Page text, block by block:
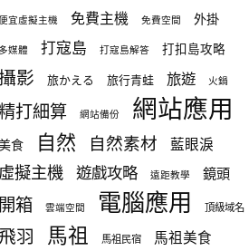
宜虛擬主機 免費主機 免費空間 外掛
媒體 打寇島 打寇島解答 打扣島攻略
影 旅かえる 旅行青蛙 旅遊 火鍋
打細算 網站備份 網站應用
食 自然 自然素材 藍眼淚
擬主機 遊戲攻略 遠距教學 鏡頭
箱 雲端空間 電腦應用 頂級域名
羽 馬祖 馬祖民宿 馬祖美食